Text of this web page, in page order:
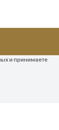
и принимаете